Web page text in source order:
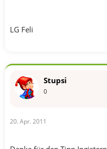
LG Feli
Stupsi
0
20. Apr. 2011